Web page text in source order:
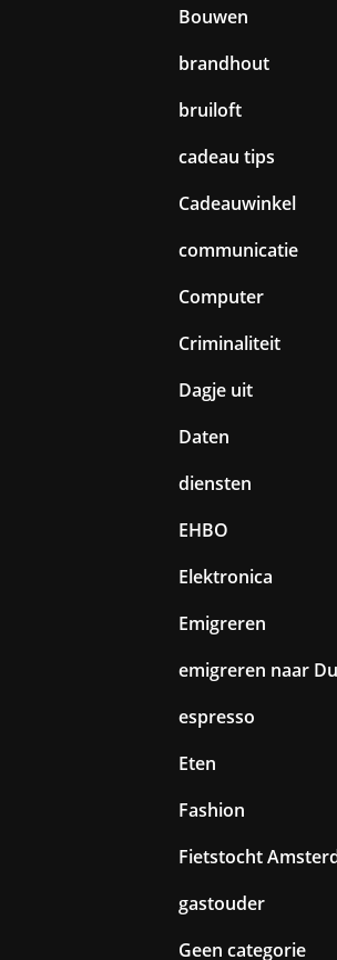
Bouwen
brandhout
bruiloft
cadeau tips
Cadeauwinkel
communicatie
Computer
Criminaliteit
Dagje uit
Daten
diensten
EHBO
Elektronica
Emigreren
emigreren naar
espresso
Eten
Fashion
Fietstocht
gastouder
Geen categorie